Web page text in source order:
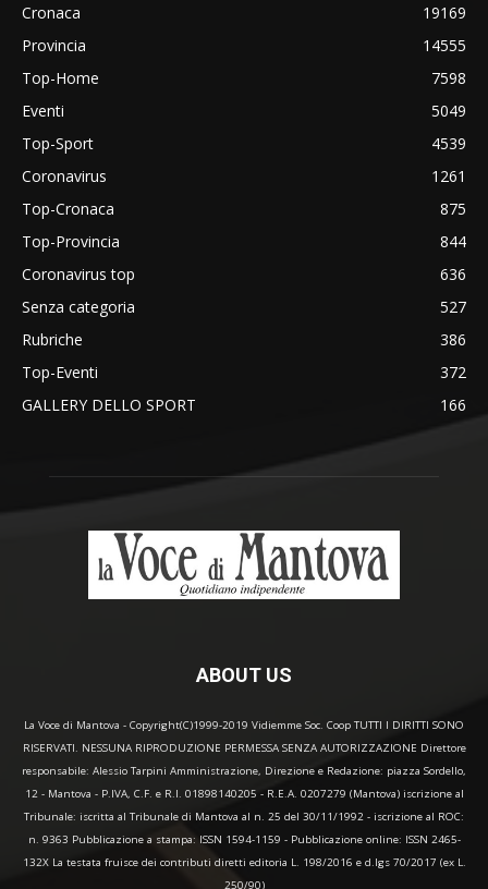
Cronaca
19169
Provincia
14555
Top-Home
7598
Eventi
5049
Top-Sport
4539
Coronavirus
1261
Top-Cronaca
875
Top-Provincia
844
Coronavirus top
636
Senza categoria
527
Rubriche
386
Top-Eventi
372
GALLERY DELLO SPORT
166
ABOUT US
La Voce di Mantova - Copyright(C)1999-2019 Vidiemme Soc. Coop TUTTI I DIRITTI SONO
RISERVATI. NESSUNA RIPRODUZIONE PERMESSA SENZA AUTORIZZAZIONE Direttore
responsabile: Alessio Tarpini Amministrazione, Direzione e Redazione: piazza Sordello,
12 - Mantova - P.IVA, C.F. e R.I. 01898140205 - R.E.A. 0207279 (Mantova) iscrizione al
Tribunale: iscritta al Tribunale di Mantova al n. 25 del 30/11/1992 - iscrizione al ROC:
n. 9363 Pubblicazione a stampa: ISSN 1594-1159 - Pubblicazione online: ISSN 2465-
132X La testata fruisce dei contributi diretti editoria L. 198/2016 e d.lgs 70/2017 (ex L.
250/90)